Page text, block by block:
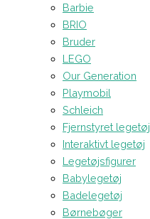
Barbie
BRIO
Bruder
LEGO
Our Generation
Playmobil
Schleich
Fjernstyret legetøj
Interaktivt legetøj
Legetøjsfigurer
Babylegetøj
Badelegetøj
Børnebøger